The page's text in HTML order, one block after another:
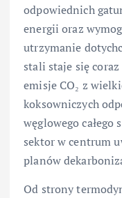
odpowiednich
energii oraz
utrzymanie
stali staje się
emisje CO₂ z
koksowniczych
węglowego
sektor w centrum
planów
Od strony